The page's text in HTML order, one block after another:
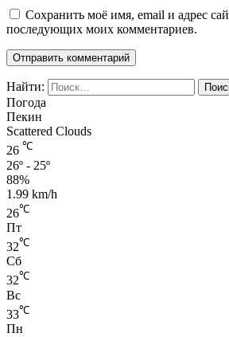
Сохранить моё имя, email и адрес
последующих моих комментариев.
Найти:
Погода
Пекин
Scattered Clouds
26 ℃
26º - 25º
88%
1.99 km/h
26℃
Пт
32℃
Сб
32℃
Вс
33℃
Пн